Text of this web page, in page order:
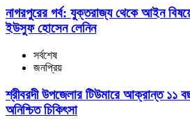
নাগরপুরের গর্ব: যুক্তরাজ্য থেকে আইন
ইউসুফ হোসেন লেনিন
সর্বশেষ
জনপ্রিয়
শ্রীবরদী উপজেলার টিউমারে আক্রান্ত ১১
অনিশ্চিত চিকিৎসা